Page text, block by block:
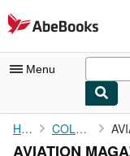
Skip to main content
AbeBooks.com
Menu
My Account
Home COLLECTIF
AVIATION